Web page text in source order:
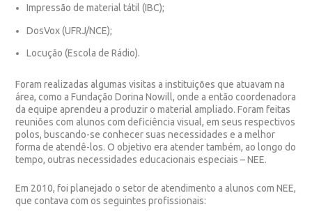
Impressão de material tátil (IBC);
DosVox (UFRJ/NCE);
Locução (Escola de Rádio).
Foram realizadas algumas visitas a instituições que atuavam na
área, como a Fundação Dorina Nowill, onde a então coordenadora
da equipe aprendeu a produzir o material ampliado. Foram feitas
reuniões com alunos com deficiência visual, em seus respectivos
polos, buscando-se conhecer suas necessidades e a melhor
forma de atendê-los. O objetivo era atender também, ao longo do
tempo, outras necessidades educacionais especiais – NEE.
Em 2010, foi planejado osetor de atendimento a alunos com NEE,
que contava com os seguintes profissionais: